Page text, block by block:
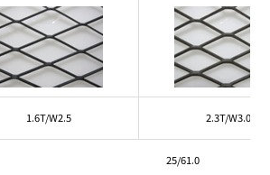
1.6T/W2.5 2.3T/W3.0
25/61.0